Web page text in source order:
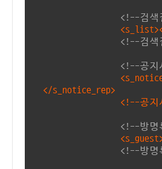
<!--검색
<s_list></
<!--검색
<!--공지
</s_notice_rep>
<!--공지사항
<!--방명
<s_guest></
<!--방명